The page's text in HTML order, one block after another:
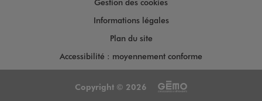
Gestion des cookies
Informations légales
Plan du site
Accessibilité : moyennement conforme
Copyright © 2026